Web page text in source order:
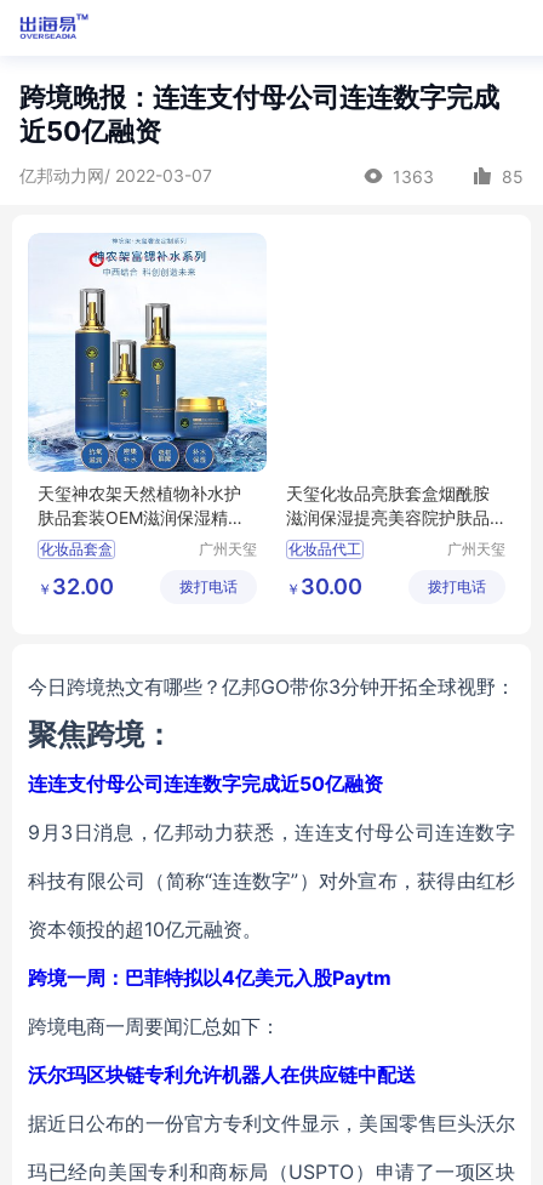
跨境晚报：连连支付母公司连连数字完成
近50亿融资
亿邦动力网/ 2022-03-07 1363 85
天玺神农架天然植物补水护
肤品套装OEM滋润保湿精华
护肤套盒代工
化妆品套盒
护肤品套装
广州天玺
有限公司
￥ 32.00 拨打电话
天玺化妆品亮肤套盒烟酰胺
滋润保湿提亮美容院护肤品
套装OEM代工
化妆品代工
化妆品套装
广州天玺
有限公司
￥ 30.00 拨打电话
今日跨境热文有哪些？亿邦GO带你3分钟开拓全球视野：
聚焦跨境：
连连支付母公司连连数字完成近50亿融资
9月3日消息，亿邦动力获悉，连连支付母公司连连数字
科技有限公司（简称“连连数字”）对外宣布，获得由红杉
资本领投的超10亿元融资。
跨境一周：巴菲特拟以4亿美元入股Paytm
跨境电商一周要闻汇总如下：
沃尔玛区块链专利允许机器人在供应链中配送
据近日公布的一份官方专利文件显示，美国零售巨头沃尔
玛已经向美国专利和商标局（USPTO）申请了一项区块